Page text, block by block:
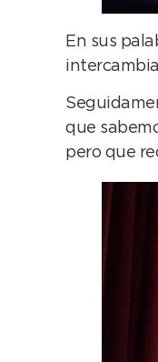
En sus
que
pero que